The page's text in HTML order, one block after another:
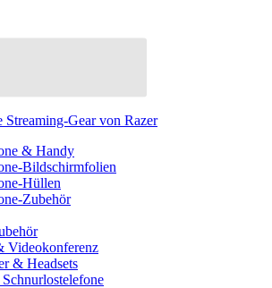
Streaming-Gear von Razer
& Handy
Bildschirmfolien
Hüllen
Zubehör
Videokonferenz
& Headsets